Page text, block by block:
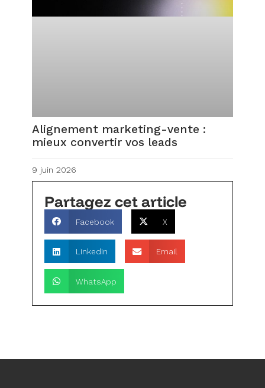
Alignement marketing-vente :
mieux convertir vos leads
9 juin 2026
Partagez cet article
Facebook X
LinkedIn Email
WhatsApp